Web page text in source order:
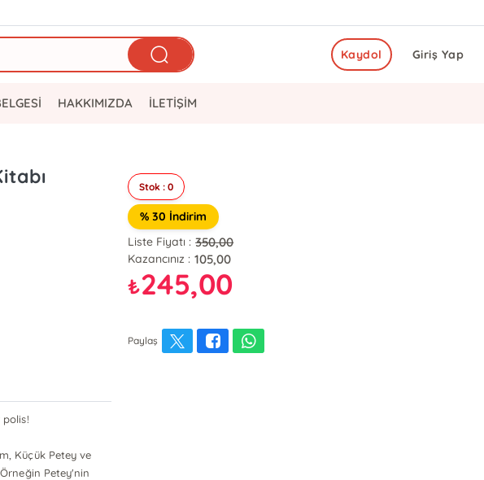
Giriş Yap
Kaydol
HAKKIMIZDA İLETİŞİM
polis!
Küçük Petey ve
Petey'nin
Stok : 0
% 30 İndirim
Liste Fiyatı : 350,00
Kazancınız : 105,00
₺245,00
Paylaş